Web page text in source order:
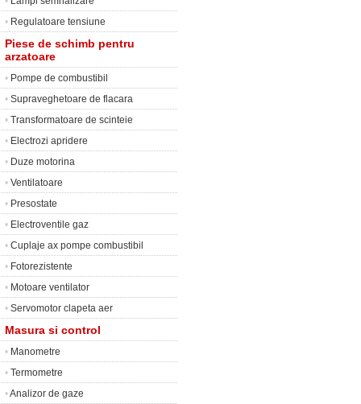
• Regulatoare tensiune
Piese de schimb pentru
arzatoare
• Pompe de combustibil
• Supraveghetoare de flacara
• Transformatoare de scinteie
• Electrozi apridere
• Duze motorina
• Ventilatoare
• Presostate
• Electroventile gaz
• Cuplaje ax pompe combustibil
• Fotorezistente
• Motoare ventilator
• Servomotor clapeta aer
Masura si control
• Manometre
• Termometre
•Analizor de gaze